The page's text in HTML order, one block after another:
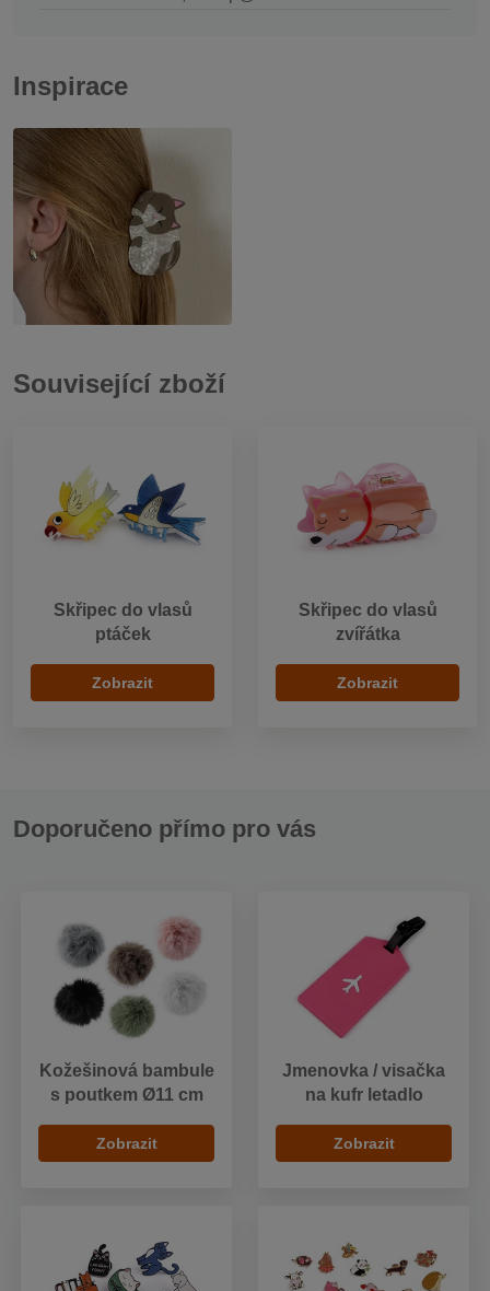
Inspirace
Související zboží
Skřipec do vlasů
ptáček
Zobrazit
Skřipec do vlasů
zvířátka
Zobrazit
Doporučeno přímo pro vás
Kožešinová bambule
s poutkem Ø11 cm
Zobrazit
Jmenovka / visačka
na kufr letadlo
Zobrazit